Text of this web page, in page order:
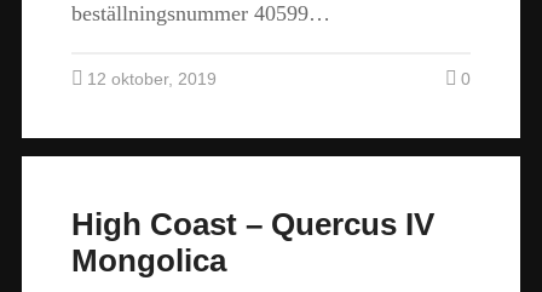
beställningsnummer 40599…
12 oktober, 2019 0
High Coast – Quercus IV
Mongolica